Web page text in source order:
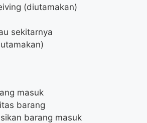
(diutamakan)
sekitarnya
masuk
barang
barang masuk